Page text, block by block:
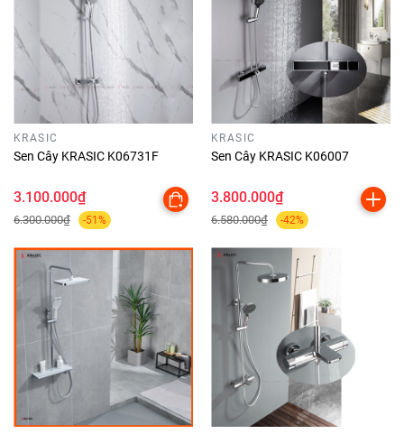
KRASIC
Sen Cây KRASIC K06731F
3.100.000₫
6.300.000₫ -51%
KRASIC
Sen Cây KRASIC K06007
3.800.000₫
6.580.000₫ -42%